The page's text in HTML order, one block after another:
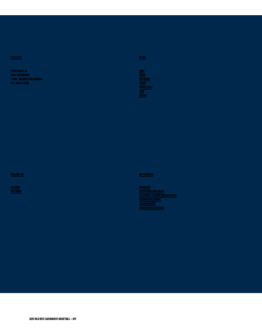
KONTAKT
Stranggasse 42
69207 Sandhausen
E-Mail: wildbees.mail@web.de
Tel.: 06224-52286
MENU
Home
News
Der Verein
Teams
Spielbetrieb
Shop
Galerie
FOLLOW US
Facebook
Instagram
IMPRESSUM
Impressum
Datenschutzerklärung
Allgemeine Geschäftsbedingungen
Widerrufsbelehrung
Zahlungsarten
Versand und Lieferung
2025 Wild Bees Sandhausen Basketball - SPS